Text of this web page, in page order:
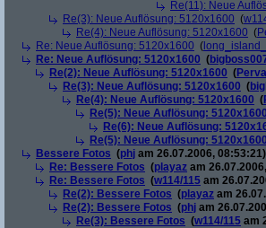
Re(11): Neue
Re(3): Neue Auflösung: 5120x1600 (
Re(4): Neue Auflösung: 5120x1600 (
Re: Neue Auflösung: 5120x1600 (
Re: Neue Auflösung: 5120x1600 (
Re(2): Neue Auflösung: 5120x1600 (
Re(3): Neue Auflösung: 5120x1600 (
Re(4): Neue Auflösung: 5120x1600 (
Re(5): Neue Auflösung: 5120x1600
Re(6): Neue Auflösung:
Re(5): Neue Auflösung: 5120x1600
Bessere Fotos (phj am 26.07.2006, 08:53:21)
Re: Bessere Fotos (playaz am
Re: Bessere Fotos (w114/115 am
Re(2): Bessere Fotos (playaz am
Re(2): Bessere Fotos (phj am
Re(3): Bessere Fotos (w114/115 am